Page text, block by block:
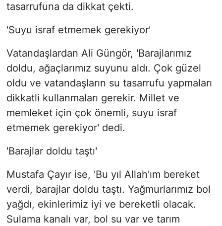
tasarrufuna da dikkat çekti.
'Suyu israf etmemek gerekiyor'
Vatandaşlardan Ali Güngör, 'Barajlarımız
doldu, ağaçlarımız suyunu aldı. Çok güzel
oldu ve vatandaşların su tasarrufu yapmaları
dikkatli kullanmaları gerekir. Millet ve
memleket için çok önemli, suyu israf
etmemek gerekiyor' dedi.
'Barajlar doldu taştı'
Mustafa Çayır ise, 'Bu yıl Allah'ım bereket
verdi, barajlar doldu taştı. Yağmurlarımız bol
yağdı, ekinlerimiz iyi ve bereketli olacak.
Sulama kanalı var, bol su var ve tarım